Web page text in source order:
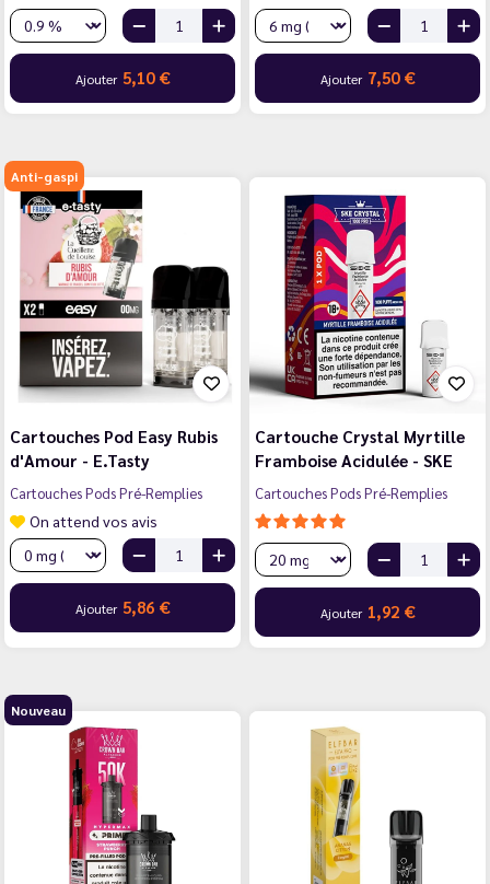
Ajouter 5,10 € Ajouter 7,50 €
Anti-gaspi
Cartouches Pod Easy Rubis
d'Amour - E.Tasty
Cartouches Pods Pré-Remplies
On attend vos avis
Ajouter 5,86 €
Cartouche Crystal Myrtille
Framboise Acidulée - SKE
Cartouches Pods Pré-Remplies
Ajouter 1,92 €
Nouveau